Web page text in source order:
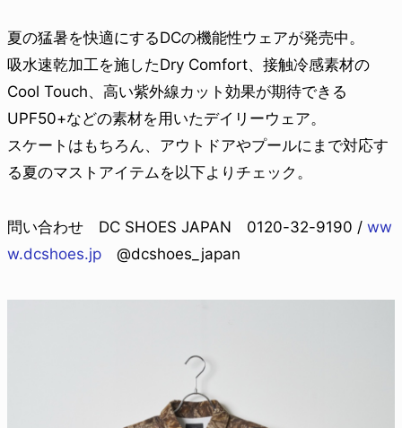
夏の猛暑を快適にするDCの機能性ウェアが発売中。
吸水速乾加工を施したDry Comfort、接触冷感素材の
Cool Touch、高い紫外線カット効果が期待できる
UPF50+などの素材を用いたデイリーウェア。
スケートはもちろん、アウトドアやプールにまで対応す
る夏のマストアイテムを以下よりチェック。
問い合わせ DC SHOES JAPAN 0120-32-9190 / ww
w.dcshoes.jp @dcshoes_japan